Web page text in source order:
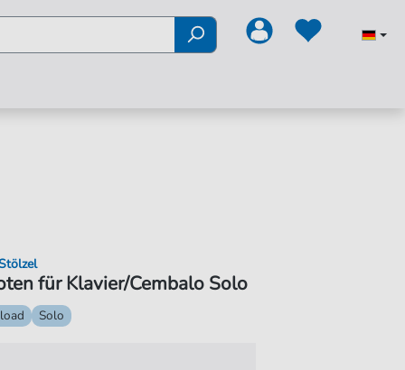
für Klavier/Cembalo Solo
Solo